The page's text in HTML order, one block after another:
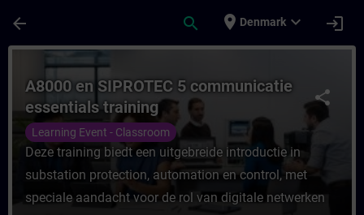
arrow_back search place Denmark expand_more login
Rute - A8000 en SIPROTEC 5
share
A8000 en SIPROTEC 5 communicatie
essentials training
Learning Event - Classroom
Deze training biedt een uitgebreide introductie in
substation protection, automation en control, met
speciale aandacht voor de rol van digitale netwerken